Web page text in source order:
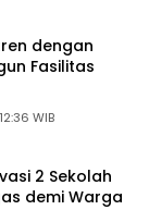
dengan
Fasilitas
Selasa, 12 Mei 2026 12:36 WIB
2 Sekolah
demi Warga